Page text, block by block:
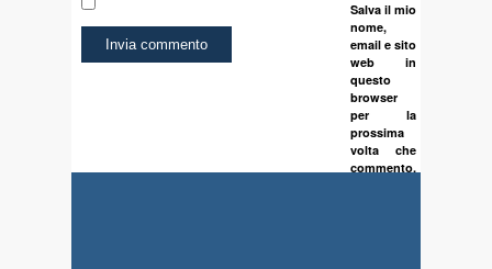
Salva il mio
nome,
email e sito
web in
questo
browser
per la
prossima
volta che
commento.